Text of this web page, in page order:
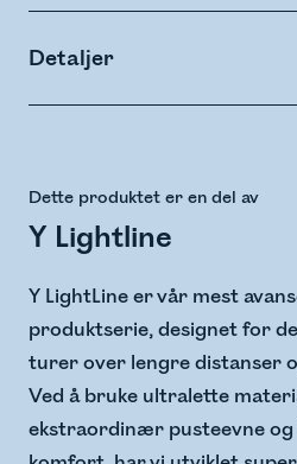
Detaljer
Dette produktet er en del av
Y Lightline
Y LightLine er vår mest
produktserie, designet for
turer over lengre distanser
Ved å bruke ultralette
ekstraordinær pusteevne og